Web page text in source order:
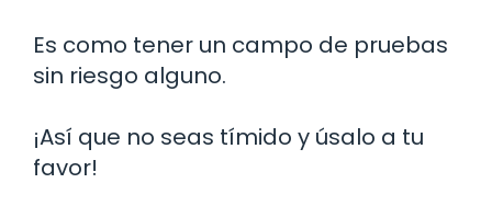
Es como tener un campo de pruebas
sin riesgo alguno.
¡Así que no seas tímido y úsalo a tu
favor!